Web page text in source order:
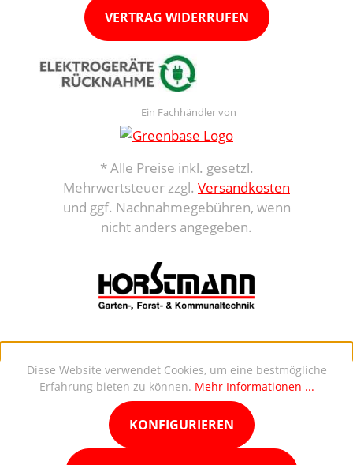
VERTRAG WIDERRUFEN
Ein Fachhändler von
* Alle Preise inkl. gesetzl.
Mehrwertsteuer zzgl. Versandkosten
und ggf. Nachnahmegebühren, wenn
nicht anders angegeben.
Diese Website verwendet Cookies, um eine bestmögliche
Erfahrung bieten zu können. Mehr Informationen ...
KONFIGURIEREN